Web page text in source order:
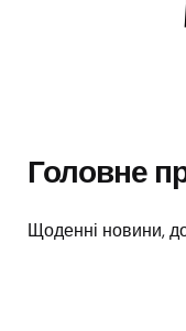
Головне
Щоденні новини,